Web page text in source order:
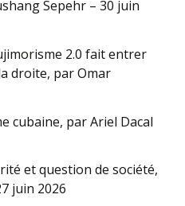
Sepehr – 30 juin
2.0 fait entrer
droite, par Omar
cubaine, par Ariel Dacal
et question de société,
juin 2026